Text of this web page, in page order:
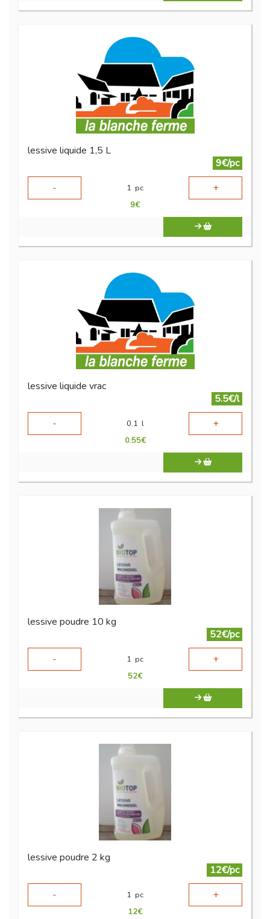
lessive liquide 1,5 L
9€/pc
-
1 pc +
9€
lessive liquide vrac
5.5€/l
-
0.1 l +
0.55€
lessive poudre 10 kg
52€/pc
-
1 pc +
52€
lessive poudre 2 kg
12€/pc
-
1 pc +
12€